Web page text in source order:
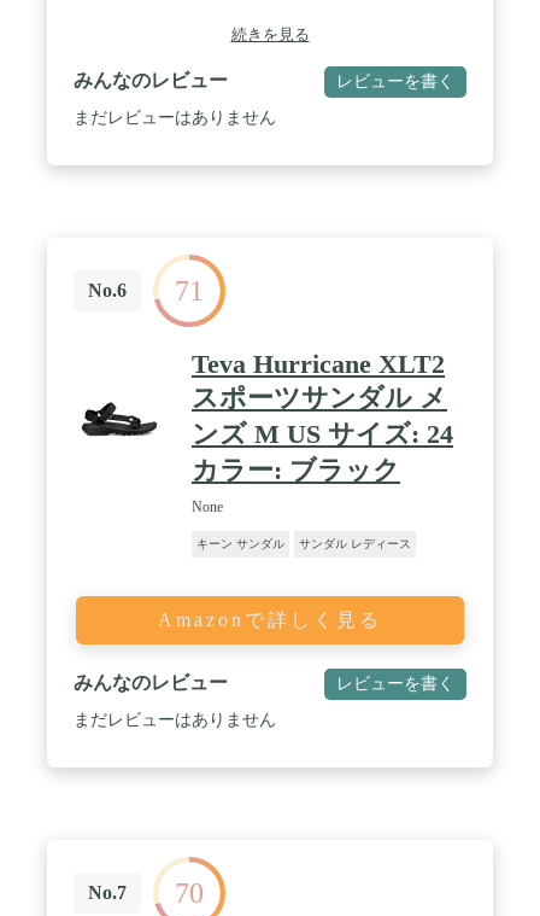
続きを見る
みんなのレビュー レビューを書く
まだレビューはありません
No.6 71
Teva Hurricane XLT2
スポーツサンダル メ
ンズ M US サイズ: 24
カラー: ブラック
None
キーン サンダル サンダル レディース
Amazonで詳しく見る
みんなのレビュー レビューを書く
まだレビューはありません
No.7 70